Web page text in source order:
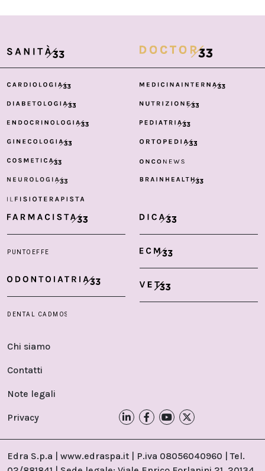
Chi siamo
Contatti
Note legali
Privacy
Edra S.p.a | www.edraspa.it | P.iva 08056040960 | Tel.